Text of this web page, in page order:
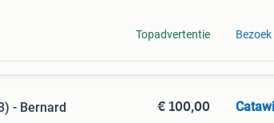
Topadvertentie
- Bernard
€ 100,00